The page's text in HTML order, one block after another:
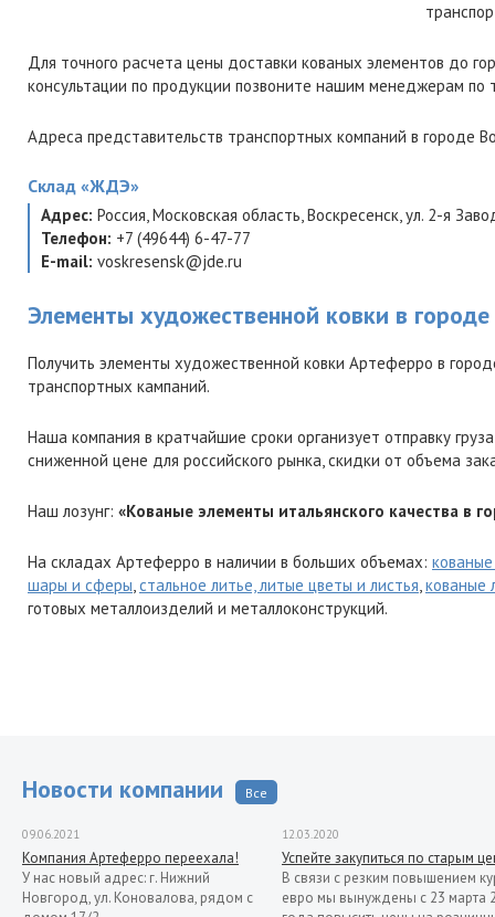
Для точного расчета цены доставки кованых элементов до
консультации по продукции позвоните нашим менеджерам
Адреса представительств транспортных компаний в городе
Склад «ЖДЭ»
Адрес: Россия,Московская область,Воскресенск,ул. 2-я
Телефон: +7 (49644) 6-47-77
E-mail: voskresensk@jde.ru
Элементы художественной ковки в городе
Получить элементы художественной ковки Артеферро в
транспортных кампаний.
Наша компания в кратчайшие сроки организует отправку
сниженной цене для российского рынка, скидки от объема
Наш лозунг: «Кованые элементы итальянского качества в
На складах Артеферро в наличии в больших объемах:
шары и сферы,стальное литье, литые цветы и листья,кованые
готовых металлоизделий и металлоконструкций.
Новости компании Все
09.06.2021
Компания Артеферро переехала!
У нас новый адрес: г. Нижний
Новгород, ул. Коновалова, рядом с
12.03.2020
Успейте закупиться по старым
В связи с резким повышением
евро мы вынуждены с 23 марта